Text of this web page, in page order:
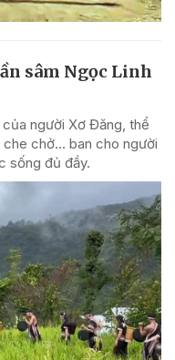
sâm Ngọc Linh
người Xơ Đăng, thể
chở... ban cho người
sống đủ đầy.